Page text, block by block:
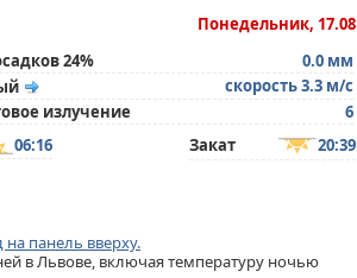
Понедельник, 17.08
24%
0.0 мм
скорость 3.3 м/с
излучение
6
06:16 Закат 20:39
на панель вверху.
в Львове, включая температуру ночью